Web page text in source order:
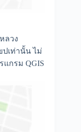
ลวง
ปเท่านั้น ไม่
แกรม QGIS